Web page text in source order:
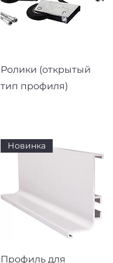
Быстрый просмотр
Ролики (открытый
тип профиля)
Быстрый просмотр
Новинка
Профиль для